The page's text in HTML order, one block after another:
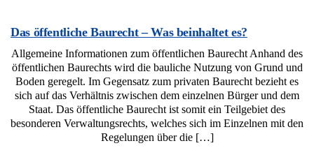
Das öffentliche Baurecht – Was beinhaltet es?
Allgemeine Informationen zum öffentlichen Baurecht Anhand des
öffentlichen Baurechts wird die bauliche Nutzung von Grund und
Boden geregelt. Im Gegensatz zum privaten Baurecht bezieht es
sich auf das Verhältnis zwischen dem einzelnen Bürger und dem
Staat. Das öffentliche Baurecht ist somit ein Teilgebiet des
besonderen Verwaltungsrechts, welches sich im Einzelnen mit den
Regelungen über die […]